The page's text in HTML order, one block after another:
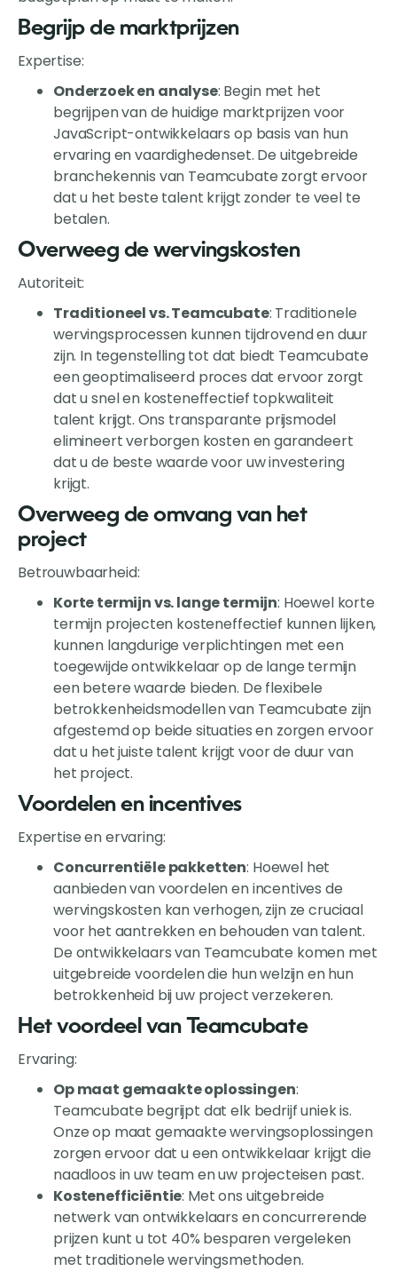
Begrijp de marktprijzen
Expertise:
Onderzoek en analyse: Begin met het
begrijpen van de huidige marktprijzen voor
JavaScript-ontwikkelaars op basis van hun
ervaring en vaardighedenset. De uitgebreide
branchekennis van Teamcubate zorgt ervoor
dat u het beste talent krijgt zonder te veel te
betalen.
Overweeg de wervingskosten
Autoriteit:
Traditioneel vs. Teamcubate: Traditionele
wervingsprocessen kunnen tijdrovend en duur
zijn. In tegenstelling tot dat biedt Teamcubate
een geoptimaliseerd proces dat ervoor zorgt
dat u snel en kosteneffectief topkwaliteit
talent krijgt. Ons transparante prijsmodel
elimineert verborgen kosten en garandeert
dat u de beste waarde voor uw investering
krijgt.
Overweeg de omvang van het
project
Betrouwbaarheid:
Korte termijn vs. lange termijn: Hoewel korte
termijn projecten kosteneffectief kunnen lijken,
kunnen langdurige verplichtingen met een
toegewijde ontwikkelaar op de lange termijn
een betere waarde bieden. De flexibele
betrokkenheidsmodellen van Teamcubate zijn
afgestemd op beide situaties en zorgen ervoor
dat u het juiste talent krijgt voor de duur van
het project.
Voordelen en incentives
Expertise en ervaring:
Concurrentiële pakketten: Hoewel het
aanbieden van voordelen en incentives de
wervingskosten kan verhogen, zijn ze cruciaal
voor het aantrekken en behouden van talent.
De ontwikkelaars van Teamcubate komen met
uitgebreide voordelen die hun welzijn en hun
betrokkenheid bij uw project verzekeren.
Het voordeel van Teamcubate
Ervaring:
Op maat gemaakte oplossingen:
Teamcubate begrijpt dat elk bedrijf uniek is.
Onze op maat gemaakte wervingsoplossingen
zorgen ervoor dat u een ontwikkelaar krijgt die
naadloos in uw team en uw projecteisen past.
Kostenefficiëntie: Met ons uitgebreide
netwerk van ontwikkelaars en concurrerende
prijzen kunt u tot 40% besparen vergeleken
met traditionele wervingsmethoden.